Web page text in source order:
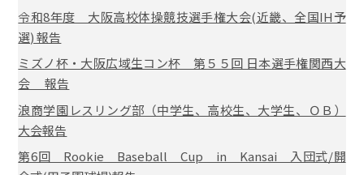
令和8年度 大阪高校体操競技選手権大会(近畿、全国IH予
選) 報告
ミズノ杯・大阪広域生コン杯 第５５回 日本選手権関西大
会 報告
浪商学園レスリング部（中学生、高校生、大学生、ＯＢ）
大会報告
第6回 Rookie Baseball Cup in Kansai 入団式/開